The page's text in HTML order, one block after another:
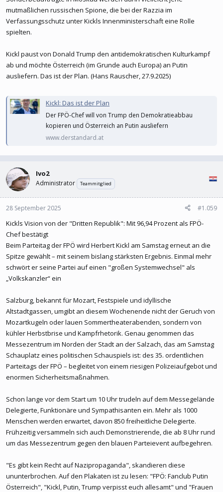
mutmaßlichen russischen Spione, die bei der Razzia im
Verfassungsschutz unter Kickls Innenministerschaft eine Rolle
spielten.
Kickl paust von Donald Trump den antidemokratischen Kulturkampf
ab und möchte Österreich (im Grunde auch Europa) an Putin
ausliefern. Das ist der Plan. (Hans Rauscher, 27.9.2025)
Kickl: Das ist der Plan
Der FPÖ-Chef will von Trump den Demokratieabbau
kopieren und Österreich an Putin ausliefern
www.derstandard.at
Ivo2
Administrator Teammitglied
28 September 2025 #1.059
Kickls Vision von der "Dritten Republik": Mit 96,94 Prozent als FPÖ-
Chef bestätigt
Beim Parteitag der FPÖ wird Herbert Kickl am Samstag erneut an die
Spitze gewählt – mit seinem bislang stärksten Ergebnis. Einmal mehr
schwört er seine Partei auf einen "großen Systemwechsel" als
„Volkskanzler“ ein
Salzburg, bekannt für Mozart, Festspiele und idyllische
Altstadtgassen, umgibt an diesem Wochenende nicht der Geruch von
Mozartkugeln oder lauen Sommertheaterabenden, sondern von
kühler Herbstbrise und Kampfrhetorik. Genau genommen das
Messezentrum im Norden der Stadt an der Salzach, das am Samstag
Schauplatz eines politischen Schauspiels ist: des 35. ordentlichen
Parteitags der FPÖ – begleitet von einem riesigen Polizeiaufgebot und
enormen Sicherheitsmaßnahmen.
Schon lange vor dem Start um 10 Uhr trudeln auf dem Messegelände
Delegierte, Funktionäre und Sympathisanten ein. Mehr als 1000
Menschen werden erwartet, davon 850 freiheitliche Delegierte.
Frühzeitig versammeln sich auch Demonstrierende, die ab 8 Uhr rund
um das Messezentrum gegen den blauen Parteievent aufbegehren.
"Es gibt kein Recht auf Nazipropaganda", skandieren diese
ununterbrochen. Auf den Plakaten ist zu lesen: "FPÖ: Fanclub Putin
Österreich", "Kickl, Putin, Trump verpisst euch allesamt" und "Frauen